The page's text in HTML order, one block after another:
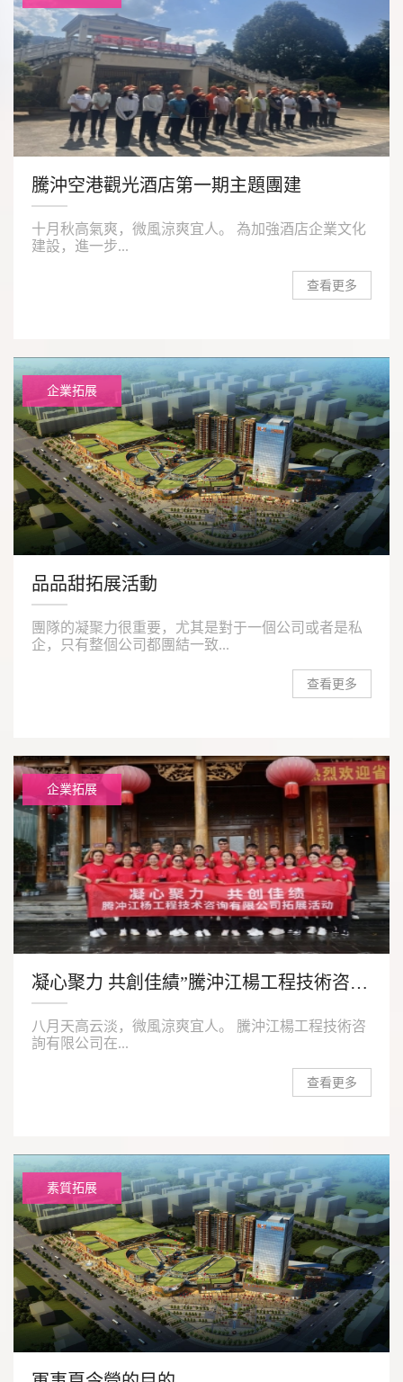
騰沖空港觀光酒店第一期主題團建
十月秋高氣爽，微風涼爽宜人。 為加強酒店企業文化
建設，進一步...
查看更多
品品甜拓展活動
團隊的凝聚力很重要，尤其是對于一個公司或者是私
企，只有整個公司都團結一致...
查看更多
企業拓展
凝心聚力 共創佳績”騰沖江楊工程技術咨詢有限公司拓展活動
八月天高云淡，微風涼爽宜人。 騰沖江楊工程技術咨
詢有限公司在...
查看更多
企業拓展
素質拓展